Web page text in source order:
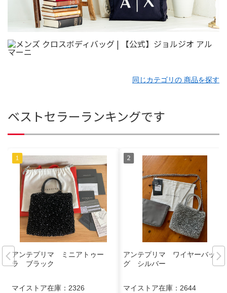
同じカテゴリの 商品を探す
ベストセラーランキングです
アンテプリマ ミニアトゥー
ラ ブラック
マイストア在庫： 2326
アンテプリマ ワイヤーバッ
グ シルバー
マイストア在庫： 2644